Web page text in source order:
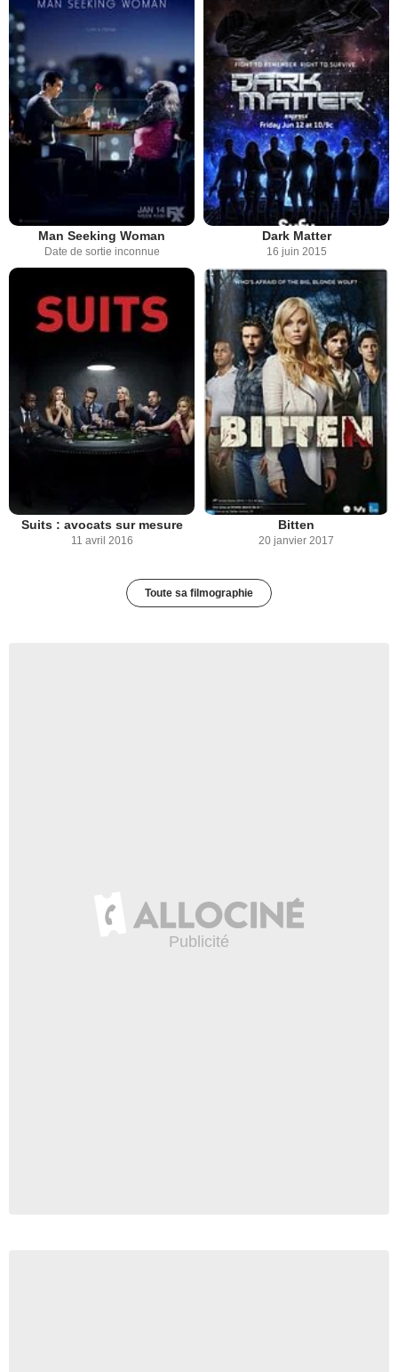
Man Seeking Woman
Date de sortie inconnue
Dark Matter
16 juin 2015
Suits : avocats sur mesure
11 avril 2016
Bitten
20 janvier 2017
Toute sa filmographie